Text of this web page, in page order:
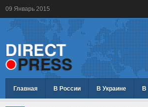
09 Январь 2015
Главная В России В Украине В